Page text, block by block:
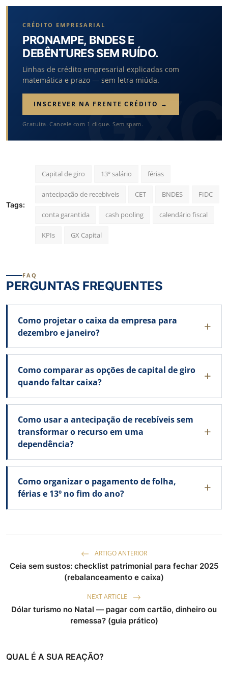
CRÉDITO EMPRESARIAL
PRONAMPE, BNDES E
DEBÊNTURES SEM RUÍDO.
Linhas de crédito empresarial explicadas com
matemática e prazo — sem letra miúda.
INSCREVER NA FRENTE CRÉDITO →
Gratuita. Cancele com 1 clique. Sem spam.
Tags:
Capital de giro 13º salário férias
antecipação de recebiveis CET BNDES FIDC
conta garantida cash pooling calendário fiscal
KPIs GX Capital
FAQ
PERGUNTAS FREQUENTES
Como projetar o caixa da empresa para
dezembro e janeiro?
Como comparar as opções de capital de giro
quando faltar caixa?
Como usar a antecipação de recebíveis sem
transformar o recurso em uma
dependência?
Como organizar o pagamento de folha,
férias e 13º no fim do ano?
ARTIGO ANTERIOR
Ceia sem sustos: checklist patrimonial para fechar 2025
(rebalanceamento e caixa)
NEXT ARTICLE
Dólar turismo no Natal — pagar com cartão, dinheiro ou
remessa? (guia prático)
QUAL É A SUA REAÇÃO?